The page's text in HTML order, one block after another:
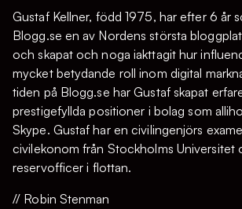
Gustaf Kellner, född 1975, har efter 6 år
Blogg.se en av Nordens största
och skapat och noga iakttagit hur
mycket betydande roll inom digital
tiden på Blogg.se har Gustaf skapat
prestigefyllda positioner i bolag som
Skype. Gustaf har en civilingenjörs
civilekonom från Stockholms Universitet
reservofficer i flottan.
// Robin Stenman